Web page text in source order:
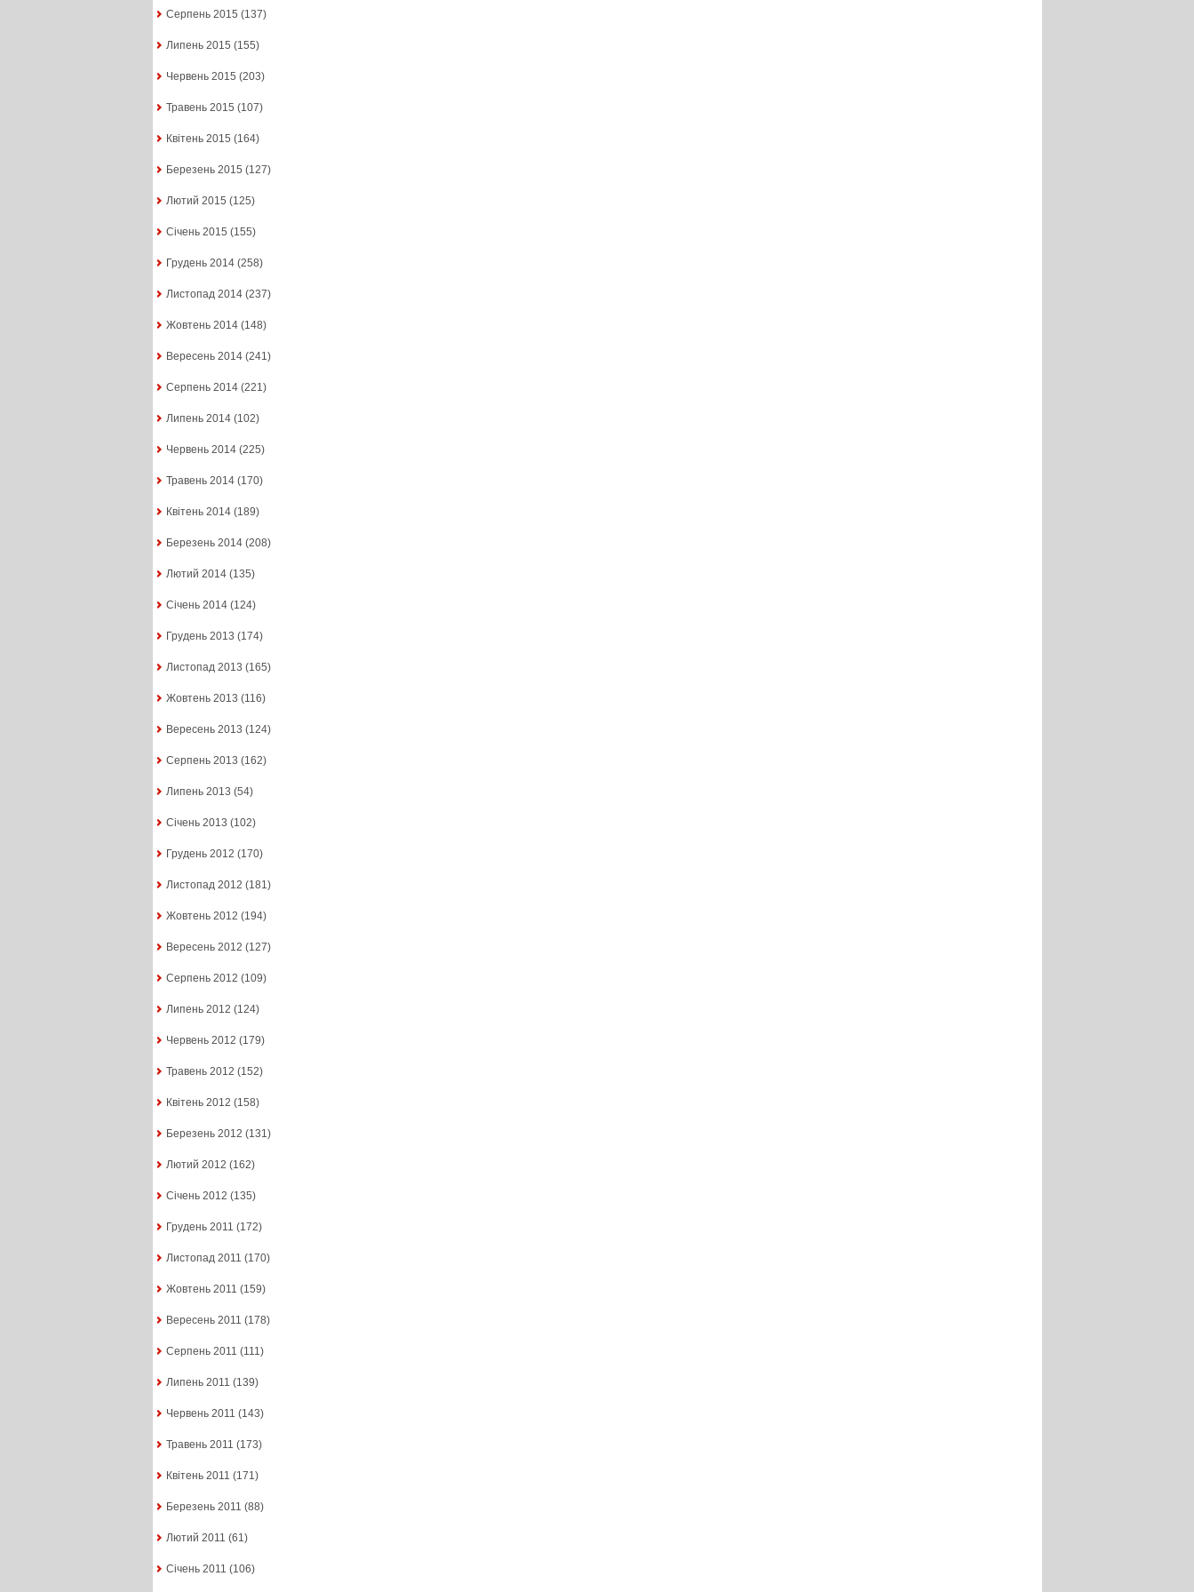
Серпень 2015 (137)
Липень 2015 (155)
Червень 2015 (203)
Травень 2015 (107)
Квітень 2015 (164)
Березень 2015 (127)
Лютий 2015 (125)
Січень 2015 (155)
Грудень 2014(258)
Листопад 2014(237)
Жовтень 2014(148)
Вересень 2014(241)
Серпень 2014(221)
Липень 2014(102)
Червень 2014(225)
Травень 2014(170)
Квітень 2014(189)
Березень 2014(208)
Лютий 2014(135)
Січень 2014(124)
Грудень 2013 (174)
Листопад 2013 (165)
Жовтень 2013 (116)
Вересень 2013 (124)
Серпень 2013 (162)
Липень 2013 (54)
Січень 2013 (102)
Грудень 2012 (170)
Листопад 2012 (181)
Жовтень 2012 (194)
Вересень 2012 (127)
Серпень 2012 (109)
Липень 2012 (124)
Червень 2012 (179)
Травень 2012 (152)
Квітень 2012 (158)
Березень 2012 (131)
Лютий 2012 (162)
Січень 2012 (135)
Грудень 2011 (172)
Листопад 2011 (170)
Жовтень 2011 (159)
Вересень 2011 (178)
Серпень 2011 (111)
Липень 2011 (139)
Червень 2011 (143)
Травень 2011 (173)
Квітень 2011 (171)
Березень 2011 (88)
Лютий 2011 (61)
Січень 2011 (106)